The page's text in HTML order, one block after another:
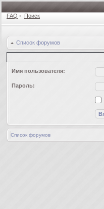
FAQ • Поиск
Список форумов
Имя пользователя:
Пароль:
Список форумов